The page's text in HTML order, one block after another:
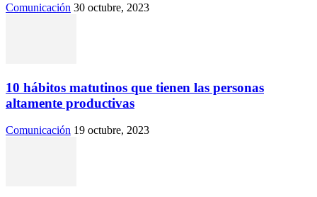
Comunicación 30 octubre, 2023
10 hábitos matutinos que tienen las personas
altamente productivas
Comunicación 19 octubre, 2023